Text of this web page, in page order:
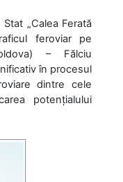
„Calea Ferată
feroviar pe
– Fălciu
în procesul
dintre cele
potențialului